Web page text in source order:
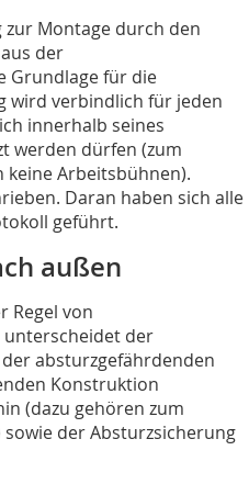
Montage durch den
der
Grundlage für die
wird verbindlich für jeden
innerhalb seines
werden dürfen (zum
keine Arbeitsbühnen).
Daran haben sich alle
geführt.
außen
Regel von
unterscheidet der
absturzgefährdenden
Konstruktion
(dazu gehören zum
der Absturzsicherung